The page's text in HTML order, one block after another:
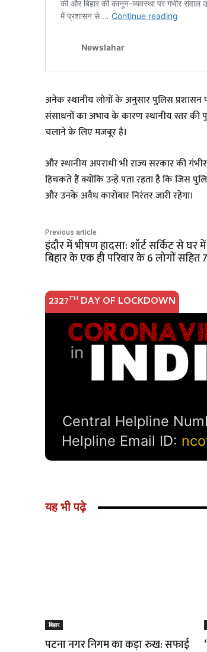
अनेक स्थानीय लोगों के अनुसार पुलिस
संसाधनों का अभाव के कारण स्थानीय स्तर की
चलाने के लिए मजबूर है।
और स्थानीय अपराधी भी राज्य सरकार की
हिचकते हैं क्योंकि उन्हें पता रहता है कि जिस
और उनके अवैध कारोबार निरंतर जारी रहेगा।
Previous article
इंदौर में भीषण हादसा: शॉर्ट सर्किट से
बिहार के एक ही परिवार के 6 लोगों सहित
यह भी पढ़े
बिहार
पटना नगर निगम का कड़ा रुख: सफाई